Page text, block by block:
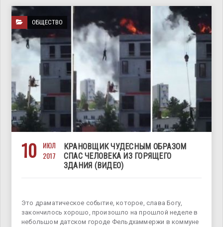
ОБЩЕСТВО
10
ИЮЛ
2017
КРАНОВЩИК ЧУДЕСНЫМ ОБРАЗОМ
СПАС ЧЕЛОВЕКА ИЗ ГОРЯЩЕГО
ЗДАНИЯ (ВИДЕО)
Это драматическое событие, которое, слава Богу,
закончилось хорошо, произошло на прошлой неделе в
небольшом датском городе Фельдхаммержи в коммуне